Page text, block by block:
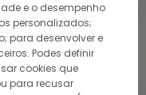
e o desempenho
personalizados;
para desenvolver e
Podes definir
cookies que
para recusar